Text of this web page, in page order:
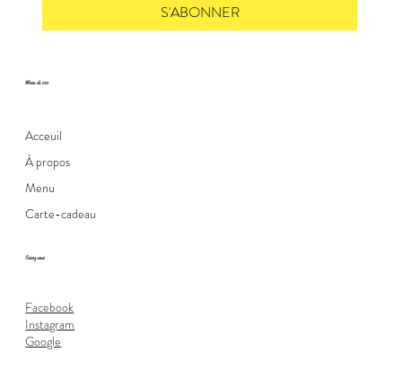
Facebook
Instagram
Google
Suivez-nous
Acceuil
À propos
Menu
Carte-cadeau
Menu du site
S'ABONNER